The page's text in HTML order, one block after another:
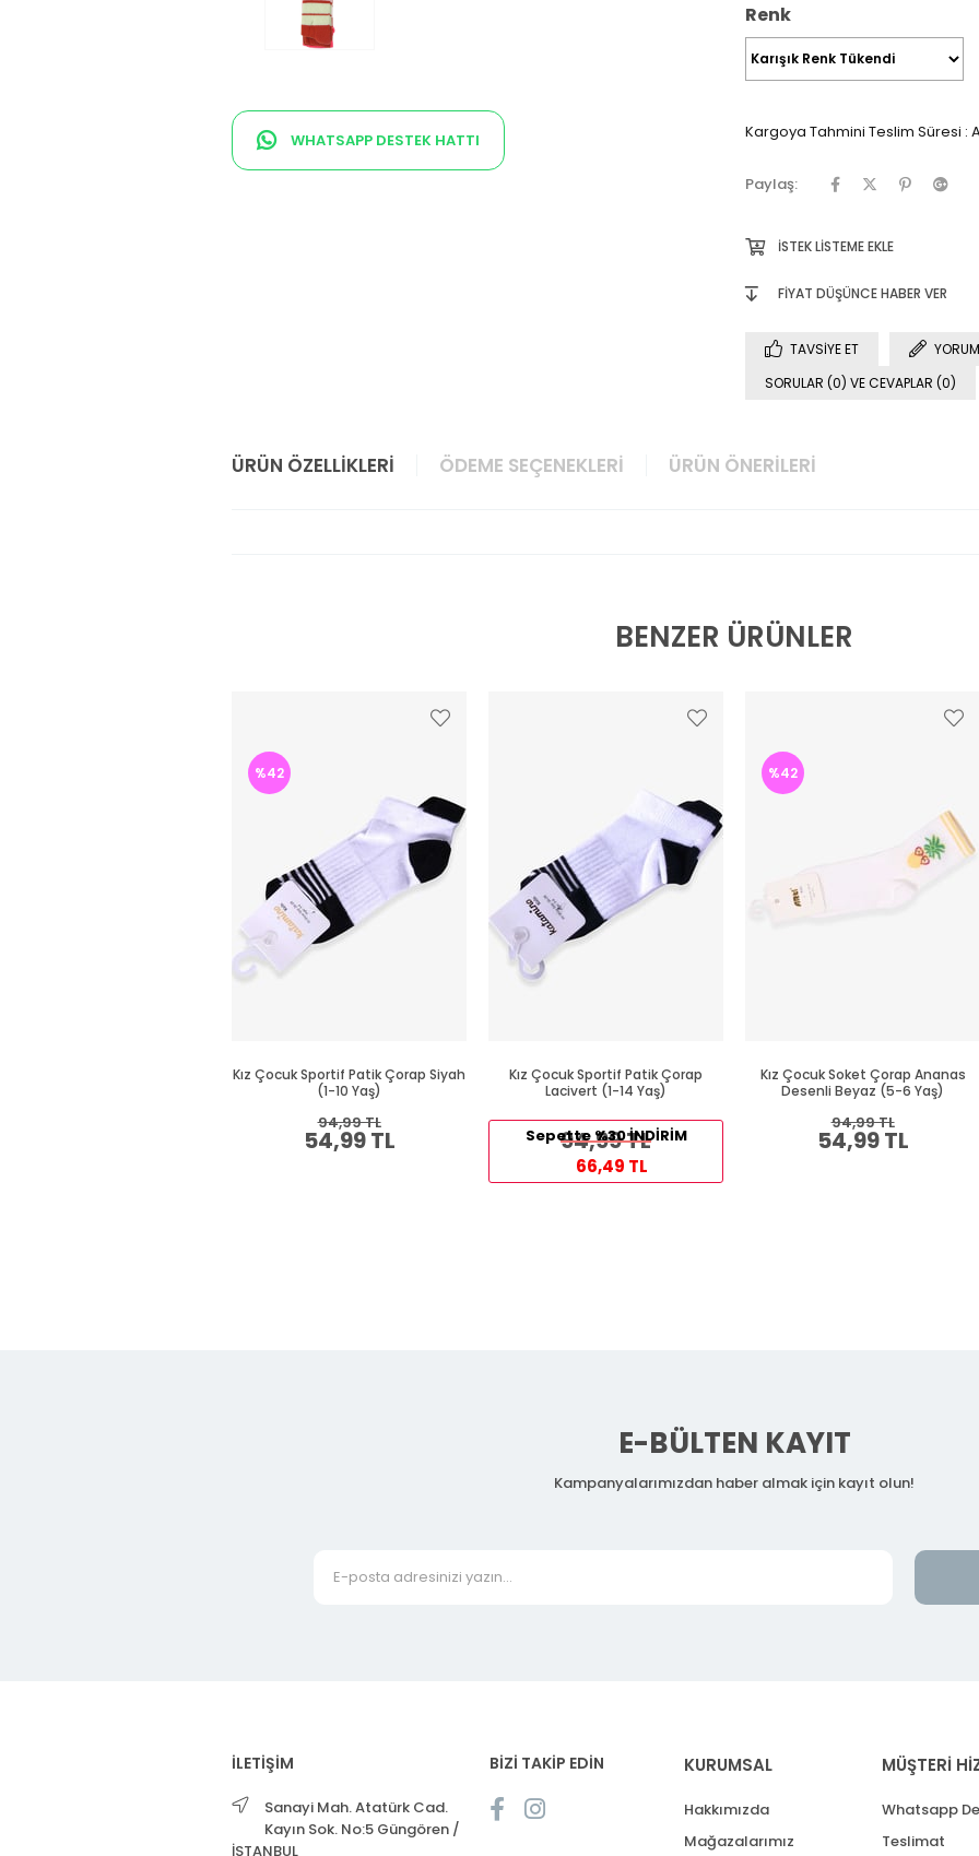
WHATSAPP DESTEK HATTI
Renk
Kargoya Tahmini Teslim Süresi :
Paylaş:
İSTEK LISTEME EKLE
FIYAT DÜŞÜNCE HABER VER
TAVSIYE ET
SORULAR (0) VE CEVAPLAR (0)
ÜRÜN ÖZELLIKLERI ÖDEME SEÇENEKLERI ÜRÜN ÖNERILERI
BENZER ÜRÜNLER
Kız Çocuk Sportif Patik Çorap Siyah
(1-10 Yaş)
54,99 TL
94,99 TL
%42
Kız Çocuk Sportif Patik Çorap
Lacivert (1-14 Yaş)
94,99 TL
Sepette %30 İNDİRİM
66,49 TL
Kız Çocuk Soket Çorap Ananas
Desenli Beyaz (5-6 Yaş)
54,99 TL
94,99 TL
%42
E-BÜLTEN KAYIT
Kampanyalarımızdan haber almak için kayıt olun!
İLETİŞİM
Sanayi Mah. Atatürk Cad.
Kayın Sok. No:5 Güngören /
İSTANBUL
BİZİ TAKİP EDİN KURUMSAL
Hakkımızda
Mağazalarımız
MÜŞTERİ
Whatsapp
Teslimat